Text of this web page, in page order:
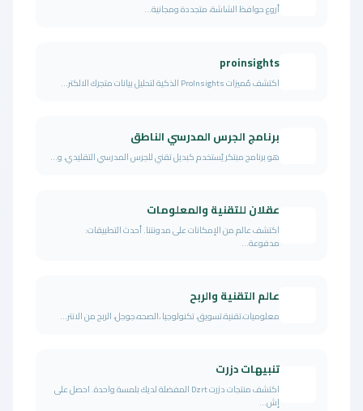
أروع حوافظ الشاشة، متجددة ومجانية...
proinsights
اكتشف مُميزات ProInsights الذكية لتحليل بيانات متجرك الالكتر...
برنامج الجرس المدرسي الناطق
هو برنامج مبتكر يُستخدم كبديل تقني للجرس المدرسي التقليدي، و...
عقلان للتقنية والمعلومات
اكتشف عالم من الإمكانات على مدونتنا. أحدث التطبيقات:
مدفوعة...
عالم التقنية والربح
معلوميات،تقنية،تسويق، تكنولوجيا ،الصحه،جوجل، الربح من الانتر...
تنبيهات دزرت
اكتشف منتجات دزرت Dzrt المفضلة لديك بلمسة واحدة. احصل على
إش...